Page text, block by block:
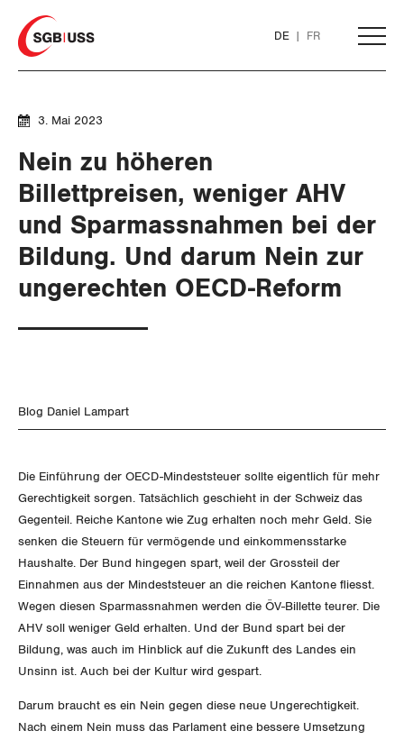
Home
DE FR
THEMEN
ARBEIT
Löhne und Vertragspolitik
WIRTSCHAFT
Aussenwirtschaft
Berufliche Vorsorge
Überbrückungsleistung
Ergänzungsleistungen
Invalidenversicherung
Unfallversicherung
Gesundheit
Post
Energie und Umwelt
Kommunikation und Medien
Gleichstellung von Frauen und Männern
Gleichstellung von LGBTI
BILDUNG & JUGEND
MIGRATION
GEWERKSCHAFTSPOLITIK
International
Schweiz
SERVICE
GEWERKSCHAFTSMITGLIED WERDEN
NEWSLETTER
Bestellformular
DER SGB
WIR ÜBER UNS
Vorstand
Präsidialausschuss
Feministische Kommission
ZENTRALSEKRETARIAT
Aargau
Beide Basel
Bern
Glarus
Medien
Medienmitteilungen
Dossier
Vernehmlassungen
Bücher/Broschüren
Blog
Blog Daniel Lampart
Der Europa-Blog
3. Mai 2023
Nein zu höheren
Billettpreisen, weniger AHV
und Sparmassnahmen bei der
Bildung. Und darum Nein zur
ungerechten OECD-Reform
Blog Daniel Lampart
Die Einführung der OECD-Mindeststeuer sollte eigentlich für mehr
Gerechtigkeit sorgen. Tatsächlich geschieht in der Schweiz das
Gegenteil. Reiche Kantone wie Zug erhalten noch mehr Geld. Sie
senken die Steuern für vermögende und einkommensstarke
Haushalte. Der Bund hingegen spart, weil der Grossteil der
Einnahmen aus der Mindeststeuer an die reichen Kantone fliesst.
Wegen diesen Sparmassnahmen werden die ÖV-Billette teurer. Die
AHV soll weniger Geld erhalten. Und der Bund spart bei der
Bildung, was auch im Hinblick auf die Zukunft des Landes ein
Unsinn ist. Auch bei der Kultur wird gespart.
Darum braucht es ein Nein gegen diese neue Ungerechtigkeit.
Nach einem Nein muss das Parlament eine bessere Umsetzung